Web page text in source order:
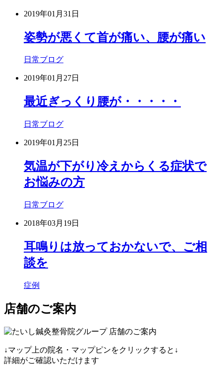
2019年01月31日
姿勢が悪くて首が痛い、腰が痛い
日常ブログ
2019年01月27日
最近ぎっくり腰が・・・・・
日常ブログ
2019年01月25日
気温が下がり冷えからくる症状で
お悩みの方
日常ブログ
2018年03月19日
耳鳴りは放っておかないで、ご相
談を
症例
店舗のご案内
↓マップ上の院名・マップピンをクリックすると↓
詳細がご確認いただけます